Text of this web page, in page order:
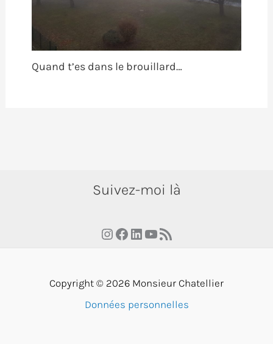
Quand t’es dans le brouillard…
Suivez-moi là
Instagram
Facebook
LinkedIn
YouTube
RSS Feed
Copyright © 2026 Monsieur Chatellier
Données personnelles